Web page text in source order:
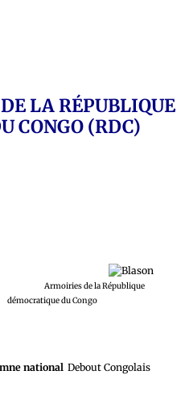
LA RÉPUBLIQUE
CONGO (RDC)
Armoiries de la République
démocratique du Congo
Debout Congolais